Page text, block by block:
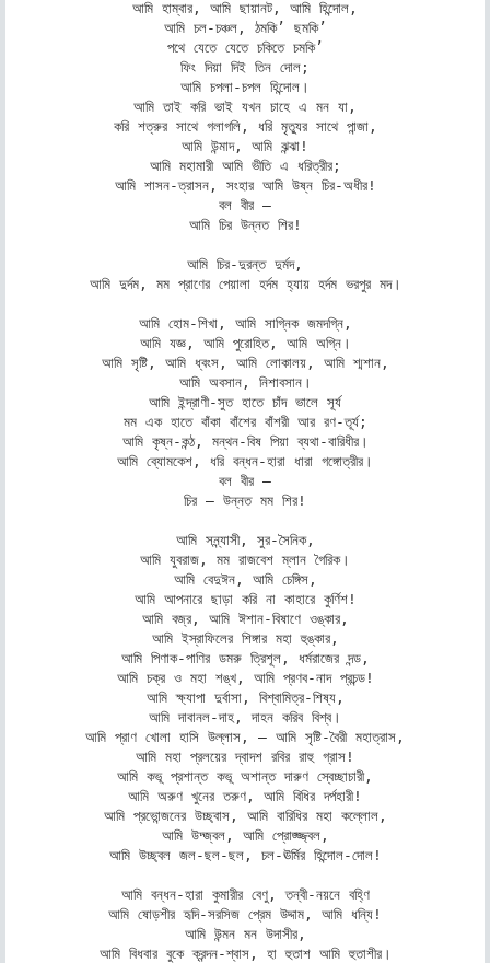
আমি হাম্বার, আমি ছায়ানট, আমি হিন্দোল,
আমি চল-চঞ্চল, ঠমকি’ ছমকি’
পথে যেতে যেতে চকিতে চমকি’
ফিং দিয়া দিই তিন দোল;
আমি চপলা-চপল হিন্দোল।
আমি তাই করি ভাই যখন চাহে এ মন যা,
করি শত্রুর সাথে গলাগলি, ধরি মৃত্যুর সাথে পান্জা,
আমি উন্মাদ, আমি ঝন্ঝা!
আমি মহামারী আমি ভীতি এ ধরিত্রীর;
আমি শাসন-ত্রাসন, সংহার আমি উষ্ন চির-অধীর!
বল বীর –
আমি চির উন্নত শির!
আমি চির-দুরন্ত দুর্মদ,
আমি দুর্দম, মম প্রাণের পেয়ালা হর্দম হ্যায় হর্দম ভরপুর মদ।
আমি হোম-শিখা, আমি সাগ্নিক জমদগ্নি,
আমি যজ্ঞ, আমি পুরোহিত, আমি অগ্নি।
আমি সৃষ্টি, আমি ধ্বংস, আমি লোকালয়, আমি শ্মশান,
আমি অবসান, নিশাবসান।
আমি ইন্দ্রাণী-সুত হাতে চাঁদ ভালে সূর্য
মম এক হাতে বাঁকা বাঁশের বাঁশরী আর রণ-তূর্য;
আমি কৃষ্ন-কন্ঠ, মন্থন-বিষ পিয়া ব্যথা-বারিধীর।
আমি ব্যোমকেশ, ধরি বন্ধন-হারা ধারা গঙ্গোত্রীর।
বল বীর –
চির – উন্নত মম শির!
আমি সন্ন্যাসী, সুর-সৈনিক,
আমি যুবরাজ, মম রাজবেশ ম্লান গৈরিক।
আমি বেদুঈন, আমি চেঙ্গিস,
আমি আপনারে ছাড়া করি না কাহারে কুর্ণিশ!
আমি বজ্র, আমি ঈশান-বিষাণে ওঙ্কার,
আমি ইস্রাফিলের শিঙ্গার মহা হুঙ্কার,
আমি পিণাক-পাণির ডমরু ত্রিশূল, ধর্মরাজের দন্ড,
আমি চক্র ও মহা শঙ্খ, আমি প্রণব-নাদ প্রচন্ড!
আমি ক্ষ্যাপা দুর্বাসা, বিশ্বামিত্র-শিষ্য,
আমি দাবানল-দাহ, দাহন করিব বিশ্ব।
আমি প্রাণ খোলা হাসি উল্লাস, – আমি সৃষ্টি-বৈরী মহাত্রাস,
আমি মহা প্রলয়ের দ্বাদশ রবির রাহু গ্রাস!
আমি কভূ প্রশান্ত কভূ অশান্ত দারুণ স্বেচ্ছাচারী,
আমি অরুণ খুনের তরুণ, আমি বিধির দর্পহারী!
আমি প্রভোন্জনের উচ্ছ্বাস, আমি বারিধির মহা কল্লোল,
আমি উদ্জ্বল, আমি প্রোজ্জ্জ্বল,
আমি উচ্ছ্বল জল-ছল-ছল, চল-ঊর্মির হিন্দোল-দোল!
আমি বন্ধন-হারা কুমারীর বেণু, তন্বী-নয়নে বহ্ণি
আমি ষোড়শীর হৃদি-সরসিজ প্রেম উদ্দাম, আমি ধন্যি!
আমি উন্মন মন উদাসীর,
আমি বিধবার বুকে ক্রন্দন-শ্বাস, হা হুতাশ আমি হুতাশীর।